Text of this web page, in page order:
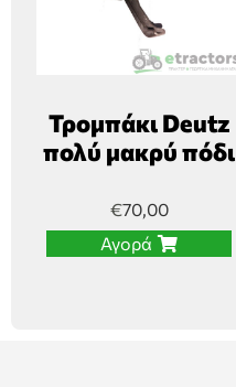
Τρομπάκι Deutz
πολύ μακρύ πόδι
€70,00
Αγορά